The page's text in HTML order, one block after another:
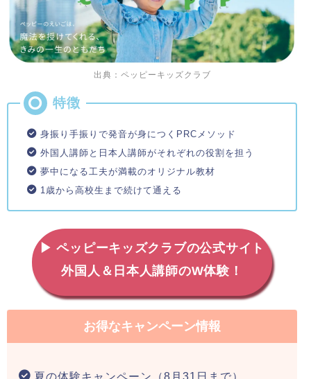
出典：ペッピーキッズクラブ
身振り手振りで発音が身につくPRCメソッド
外国人講師と日本人講師がそれぞれの役割を担う
夢中になる工夫が満載のオリジナル教材
1歳から高校生まで続けて通える
▶ ペッピーキッズクラブの公式サイト
外国人＆日本人講師のW体験！
お得なキャンペーン情報